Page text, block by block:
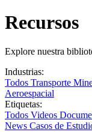
Recursos
Explore nuestra
Industrias:
Todos Transporte
Aeroespacial
Etiquetas:
Todos Videos
News Casos de